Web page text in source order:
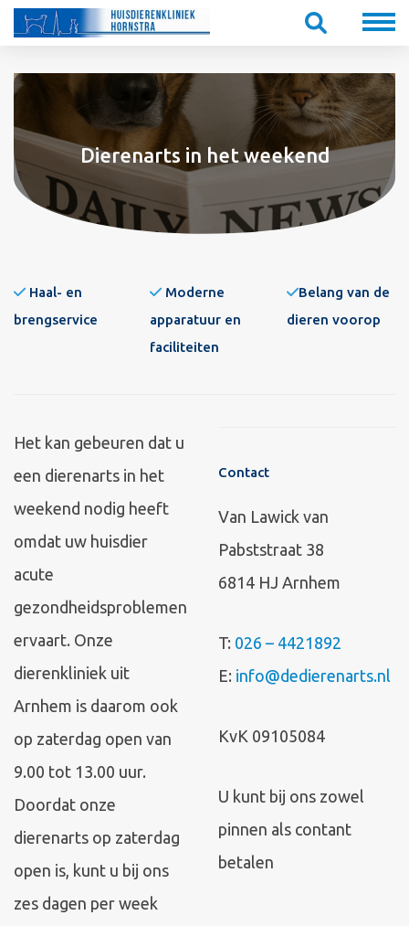
Dierenarts in het weekend
Haal- en
brengservice
Moderne
apparatuur en
faciliteiten
Belang van de
dieren voorop
Het kan gebeuren dat u
een dierenarts in het
weekend nodig heeft
omdat uw huisdier
acute
gezondheidsproblemen
ervaart. Onze
dierenkliniek uit
Arnhem is daarom ook
op zaterdag open van
9.00 tot 13.00 uur.
Doordat onze
dierenarts op zaterdag
open is, kunt u bij ons
zes dagen per week
Contact
Van Lawick van
Pabststraat 38
6814 HJ Arnhem
T: 026 – 4421892
E: info@dedierenarts.nl
KvK 09105084
U kunt bij ons zowel
pinnen als contant
betalen